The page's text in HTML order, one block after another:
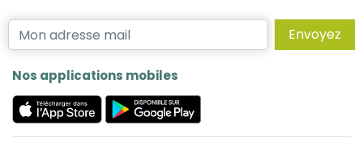
Envoyez
Nos applications mobiles